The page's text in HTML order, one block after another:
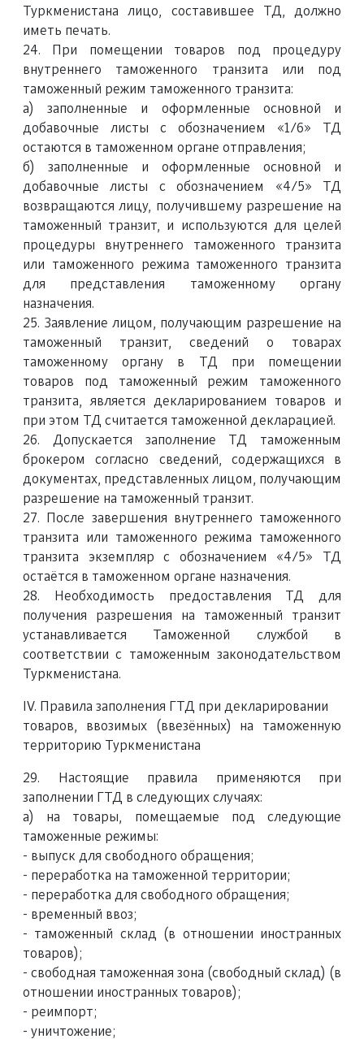
Туркменистана лицо, составившее ТД, должно
иметь печать.
24. При помещении товаров под процедуру
внутреннего таможенного транзита или под
таможенный режим таможенного транзита:
a) заполненные и оформленные основной и
добавочные листы с обозначением «1/6» ТД
остаются в таможенном органе отправления;
б) заполненные и оформленные основной и
добавочные листы с обозначением «4/5» ТД
возвращаются лицу, получившему разрешение на
таможенный транзит, и используются для целей
процедуры внутреннего таможенного транзита
или таможенного режима таможенного транзита
для представления таможенному органу
назначения.
25. Заявление лицом, получающим разрешение на
таможенный транзит, сведений о товарах
таможенному органу в ТД при помещении
товаров под таможенный режим таможенного
транзита, является декларированием товаров и
при этом ТД считается таможенной декларацией.
26. Допускается заполнение ТД таможенным
брокером согласно сведений, содержащихся в
документах, представленных лицом, получающим
разрешение на таможенный транзит.
27. После завершения внутреннего таможенного
транзита или таможенного режима таможенного
транзита экземпляр с обозначением «4/5» ТД
остаётся в таможенном органе назначения.
28. Необходимость предоставления ТД для
получения разрешения на таможенный транзит
устанавливается Таможенной службой в
соответствии с таможенным законодательством
Туркменистана.
IV. Правила заполнения ГТД при декларировании
товаров, ввозимых (ввезённых) на таможенную
территорию Туркменистана
29. Настоящие правила применяются при
заполнении ГТД в следующих случаях:
a) на товары, помещаемые под следующие
таможенные режимы:
- выпуск для свободного обращения;
- переработка на таможенной территории;
- переработка для свободного обращения;
- временный ввоз;
- таможенный склад (в отношении иностранных
товаров);
- свободная таможенная зона (свободный склад) (в
отношении иностранных товаров);
- реимпорт;
- уничтожение;